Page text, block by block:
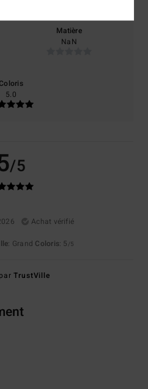
Matière
NaN
5.0
/5
Achat vérifié
: Grand Coloris: 5 /5
TrustVille